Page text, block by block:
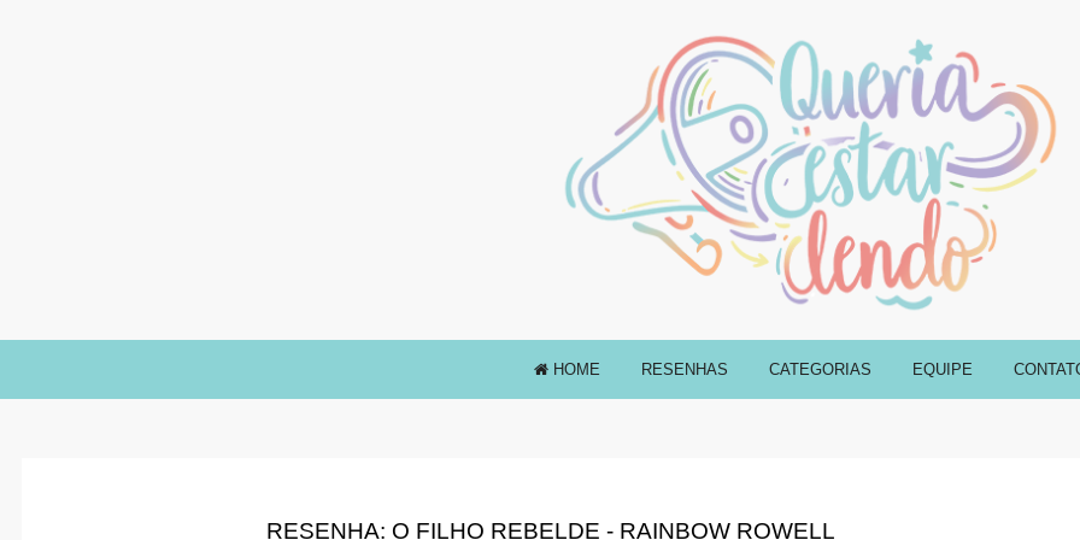
HOME RESENHAS CATEGORIAS EQUIPE
RESENHA: O FILHO REBELDE - RAINBOW ROWELL